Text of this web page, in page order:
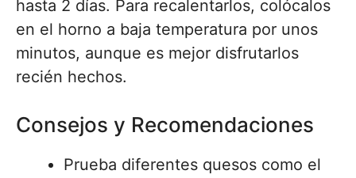
hasta 2 días. Para recalentarlos, colócalos
en el horno a baja temperatura por unos
minutos, aunque es mejor disfrutarlos
recién hechos.
Consejos y Recomendaciones
Prueba diferentes quesos como el